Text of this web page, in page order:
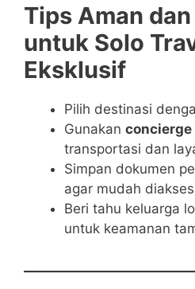
Tips Aman
untuk Solo
Eksklusif
Pilih destinasi
Gunakan
transportasi dan
Simpan dokumen
agar mudah
Beri tahu keluarga
untuk keamanan